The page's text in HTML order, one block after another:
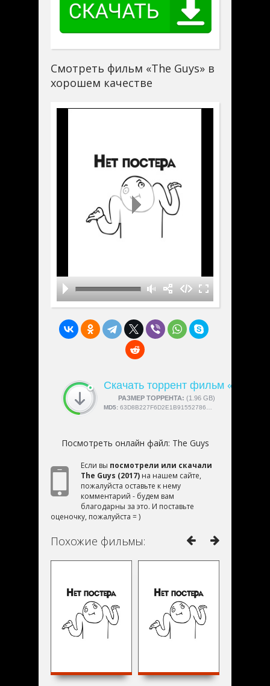
Смотреть фильм «The Guys» в
хорошем качестве
Скачать торрент фильм «The
РАЗМЕР ТОРРЕНТА: (1.96 GB)
СКАЧАЛИ:4189
MD5: 63D8B227F6D2E1B9155278603447EC0A
Посмотреть онлайн файл: The Guys
Если вы посмотрели или скачали
The Guys (2017) на нашем сайте,
пожалуйста оставьте к нему
комментарий - будем вам
благодарны за это. И поставьте
оценочку, пожалуйста = )
Похожие фильмы: